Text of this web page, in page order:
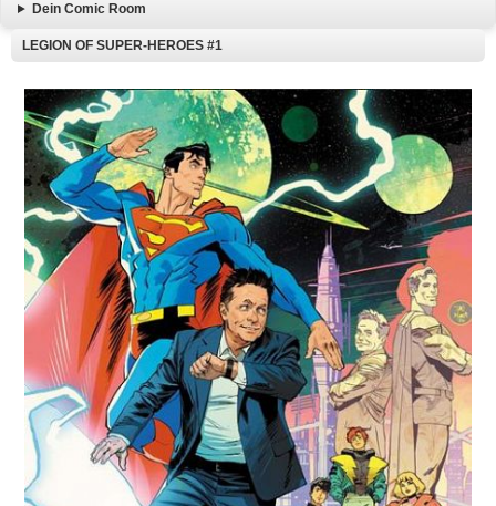
Dein Comic Room
LEGION OF SUPER-HEROES #1